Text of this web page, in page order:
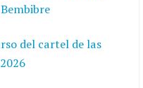
del cartel de las